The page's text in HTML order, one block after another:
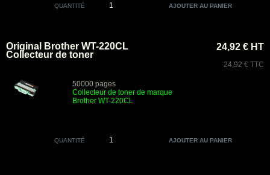
QUANTITÉ
Original Brother WT-220CL
Collecteur de toner
50000 pages
Collecteur de toner de marque
Brother WT-220CL
24,92 € HT
24,92 € TTC
QUANTITÉ